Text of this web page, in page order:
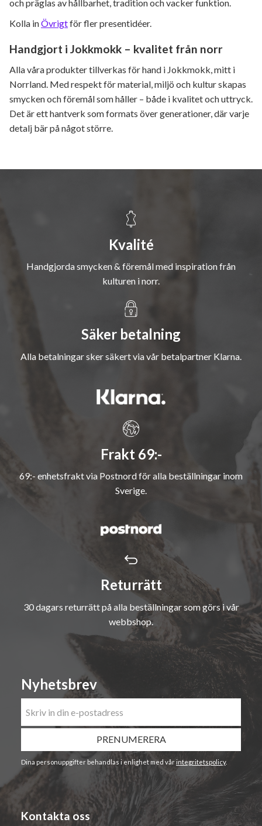
och präglas av hållbarhet, tradition och vacker funktion.
Kolla inÖvrigtför fler presentidéer.
Handgjort i Jokkmokk – kvalitet från norr
Alla våra produkter tillverkas för hand i Jokkmokk, mitt i
Norrland. Med respekt för material, miljö och kultur skapas
smycken och föremål som håller – både i kvalitet och uttryck.
Det är ett hantverk som formats över generationer, där varje
detalj bär på något större.
Kvalité
Handgjorda smycken & föremål med inspiration från
kulturen i norr.
Säker betalning
Alla betalningar sker säkert via vår betalpartner Klarna.
Frakt 69:-
69:- enhetsfrakt via Postnord för alla beställningar inom
Sverige.
Returrätt
30 dagars returrätt på alla beställningar som görs i vår
webbshop.
Nyhetsbrev
PRENUMERERA
Dina personuppgifter behandlas i enlighet med vårintegritetspolicy.
Kontakta oss